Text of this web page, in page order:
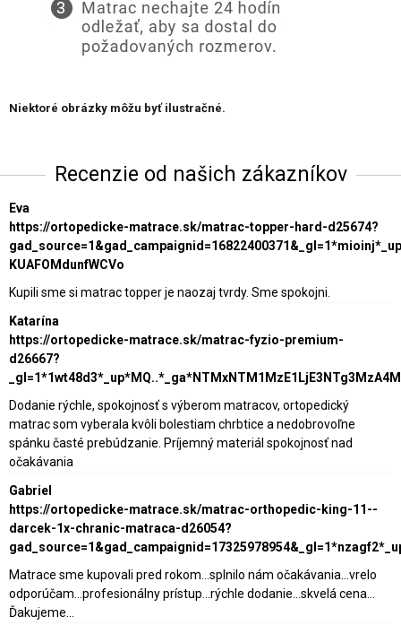
Niektoré obrázky môžu byť ilustračné.
Recenzie od našich zákazníkov
Eva
https://ortopedicke-matrace.sk/matrac-topper-hard-d25674?
KUAFOMdunfWCVo
Kupili sme si matrac topper je naozaj tvrdy. Sme spokojni.
Katarína
https://ortopedicke-matrace.sk/matrac-fyzio-premium-
d26667?
Dodanie rýchle, spokojnosť s výberom matracov, ortopedický
matrac som vyberala kvôli bolestiam chrbtice a nedobrovoľne
spánku časté prebúdzanie. Príjemný materiál spokojnosť nad
očakávania
Gabriel
https://ortopedicke-matrace.sk/matrac-orthopedic-king-11--
darcek-1x-chranic-matraca-d26054?
Matrace sme kupovali pred rokom...splnilo nám očakávania...vrelo
odporúčam...profesionálny prístup...rýchle dodanie...skvelá cena...
Ďakujeme...